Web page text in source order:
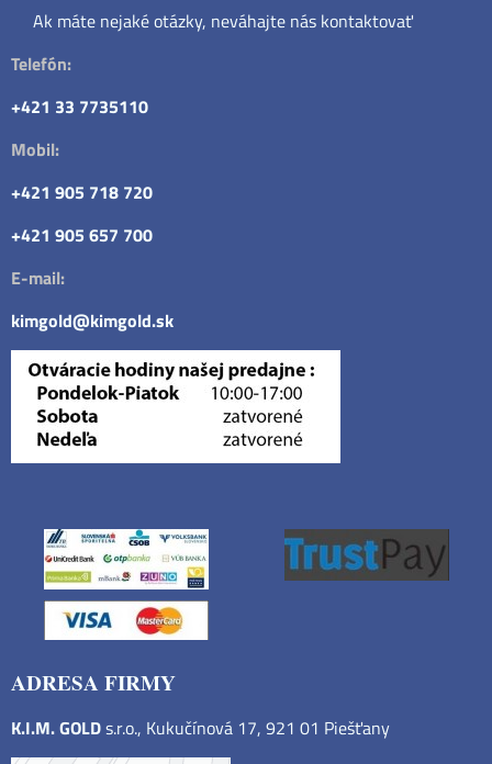
Ak máte nejaké otázky, neváhajte nás kontaktovať
Telefón:
+421 33 7735110
Mobil:
+421 905 718 720
+421 905 657 700
E-mail:
kimgold@kimgold.sk
ADRESA FIRMY
K.I.M. GOLDs.r.o., Kukučínová 17, 921 01 Piešťany